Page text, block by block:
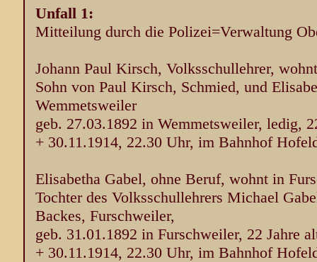
Unfall 1:
Mitteilung durch die Polizei=Verwaltung
Johann Paul Kirsch, Volksschullehrer,
Sohn von Paul Kirsch, Schmied, und
Wemmetsweiler
geb. 27.03.1892 in Wemmetsweiler, ledig,
+ 30.11.1914, 22.30 Uhr, im Bahnhof
Elisabetha Gabel, ohne Beruf, wohnt in
Tochter des Volksschullehrers Michael
Backes, Furschweiler,
geb. 31.01.1892 in Furschweiler, 22 Jahre
+ 30.11.1914, 22.30 Uhr, im Bahnhof